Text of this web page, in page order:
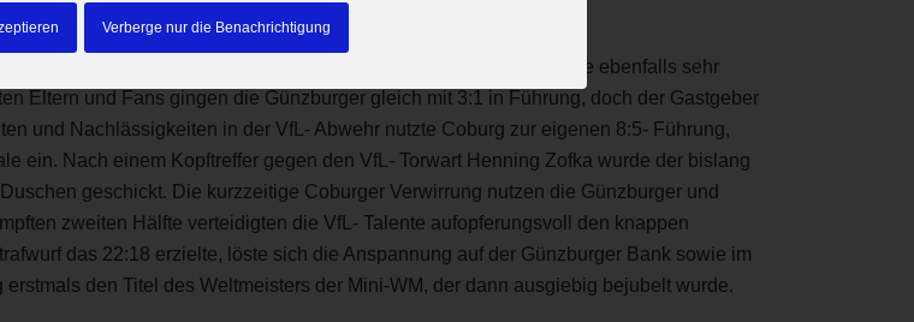
Verberge nur die Benachrichtigung
sich knapp gegen München- Schwabing durchsetzen konnte, eine ebenfalls sehr
Eltern und Fans gingen die Günzburger gleich mit 3:1 in Führung, doch der Gastgeber
und Nachlässigkeiten in der VfL- Abwehr nutzte Coburg zur eigenen 8:5- Führung,
ein. Nach einem Kopftreffer gegen den VfL- Torwart Henning Zofka wurde der bislang
geschickt. Die kurzzeitige Coburger Verwirrung nutzen die Günzburger und
zweiten Hälfte verteidigten die VfL- Talente aufopferungsvoll den knappen
das 22:18 erzielte, löste sich die Anspannung auf der Günzburger Bank sowie im
den Titel des Weltmeisters der Mini-WM, der dann ausgiebig bejubelt wurde.